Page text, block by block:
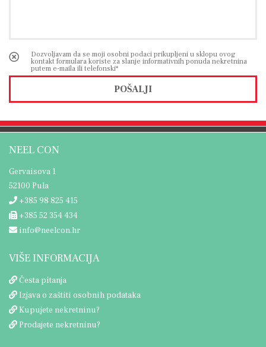
Dozvoljavam da se moji osobni podaci prikupljeni u sklopu ovog
kontakt formulara koriste za slanje informativnih ponuda nekretnina
putem e-maila ili telefonski*
POŠALJI
NEEL CON
Gervaisova 1
52100 Pula
+385 98 825 415
+385 52 354 434
info@neelcon.hr
VIŠE INFORMACIJA
Česta pitanja
Izjava o zaštiti osobnih podataka
Kupujete nekretninu?
Prodajete nekretninu?